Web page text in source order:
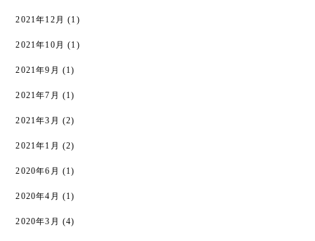
2021年12月 (1)
2021年10月 (1)
2021年9月 (1)
2021年7月 (1)
2021年3月 (2)
2021年1月 (2)
2020年6月 (1)
2020年4月 (1)
2020年3月 (4)